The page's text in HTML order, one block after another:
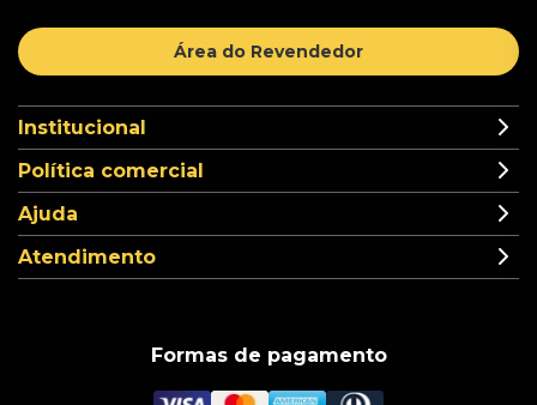
Área do Revendedor
Institucional
Política comercial
Ajuda
Atendimento
Formas de pagamento